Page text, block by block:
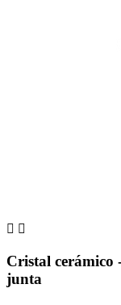
 
Cristal cerámico
junta